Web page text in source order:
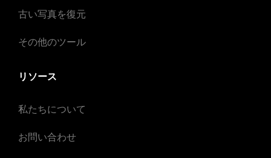
古い写真を復元
その他のツール
リソース
私たちについて
お問い合わせ